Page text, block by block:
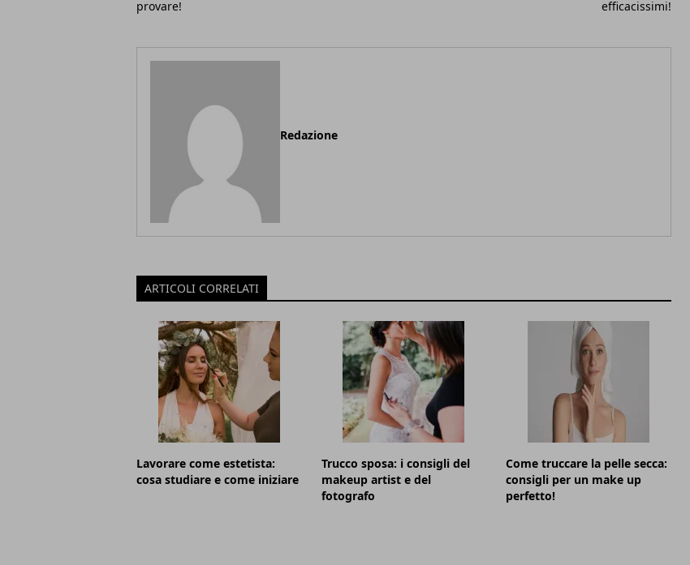
provare!
efficacissimi!
Redazione
ARTICOLI CORRELATI
Lavorare come estetista:
cosa studiare e come iniziare
Trucco sposa: i consigli del
makeup artist e del
fotografo
Come truccare la pelle secca:
consigli per un make up
perfetto!